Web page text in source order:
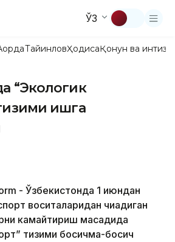
ЎЗ
ТайинловҲодисаҚонун ва
“Экологик
ишга
- Ўзбекистонда 1 июндан
воситаларидан чиқадиган
камайтириш мақсадида
тизими босқичма-босқич